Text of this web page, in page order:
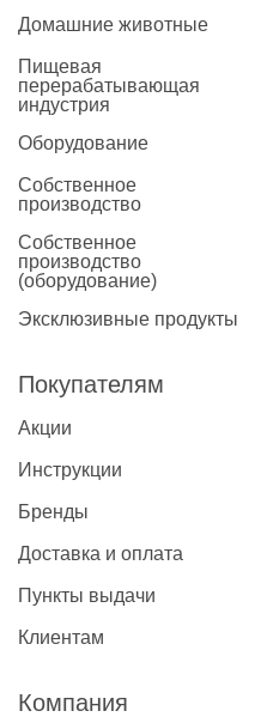
Домашние животные
Пищевая
перерабатывающая
индустрия
Оборудование
Собственное
производство
Собственное
производство
(оборудование)
Эксклюзивные продукты
Покупателям
Акции
Инструкции
Бренды
Доставка и оплата
Пункты выдачи
Клиентам
Компания